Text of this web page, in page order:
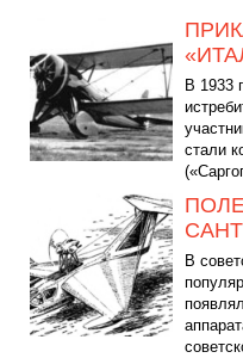
В 1933
стали
В